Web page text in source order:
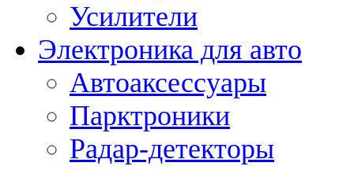
Усилители
Электроника для авто
Автоаксессуары
Парктроники
Радар-детекторы